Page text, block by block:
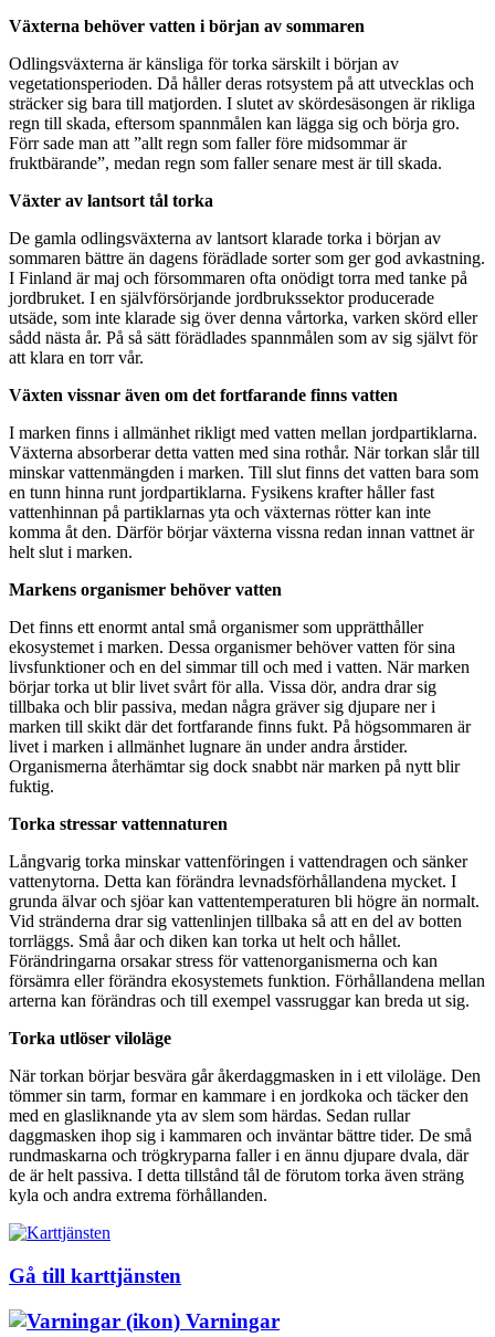
Växterna behöver vatten i början av sommaren
Odlingsväxterna är känsliga för torka särskilt i början av
vegetationsperioden. Då håller deras rotsystem på att utvecklas och
sträcker sig bara till matjorden. I slutet av skördesäsongen är rikliga
regn till skada, eftersom spannmålen kan lägga sig och börja gro.
Förr sade man att ”allt regn som faller före midsommar är
fruktbärande”, medan regn som faller senare mest är till skada.
Växter av lantsort tål torka
De gamla odlingsväxterna av lantsort klarade torka i början av
sommaren bättre än dagens förädlade sorter som ger god avkastning.
I Finland är maj och försommaren ofta onödigt torra med tanke på
jordbruket. I en självförsörjande jordbrukssektor producerade
utsäde, som inte klarade sig över denna vårtorka, varken skörd eller
sådd nästa år. På så sätt förädlades spannmålen som av sig självt för
att klara en torr vår.
Växten vissnar även om det fortfarande finns vatten
I marken finns i allmänhet rikligt med vatten mellan jordpartiklarna.
Växterna absorberar detta vatten med sina rothår. När torkan slår till
minskar vattenmängden i marken. Till slut finns det vatten bara som
en tunn hinna runt jordpartiklarna. Fysikens krafter håller fast
vattenhinnan på partiklarnas yta och växternas rötter kan inte
komma åt den. Därför börjar växterna vissna redan innan vattnet är
helt slut i marken.
Markens organismer behöver vatten
Det finns ett enormt antal små organismer som upprätthåller
ekosystemet i marken. Dessa organismer behöver vatten för sina
livsfunktioner och en del simmar till och med i vatten. När marken
börjar torka ut blir livet svårt för alla. Vissa dör, andra drar sig
tillbaka och blir passiva, medan några gräver sig djupare ner i
marken till skikt där det fortfarande finns fukt. På högsommaren är
livet i marken i allmänhet lugnare än under andra årstider.
Organismerna återhämtar sig dock snabbt när marken på nytt blir
fuktig.
Torka stressar vattennaturen
Långvarig torka minskar vattenföringen i vattendragen och sänker
vattenytorna. Detta kan förändra levnadsförhållandena mycket. I
grunda älvar och sjöar kan vattentemperaturen bli högre än normalt.
Vid stränderna drar sig vattenlinjen tillbaka så att en del av botten
torrläggs. Små åar och diken kan torka ut helt och hållet.
Förändringarna orsakar stress för vattenorganismerna och kan
försämra eller förändra ekosystemets funktion. Förhållandena mellan
arterna kan förändras och till exempel vassruggar kan breda ut sig.
Torka utlöser viloläge
När torkan börjar besvära går åkerdaggmasken in i ett viloläge. Den
tömmer sin tarm, formar en kammare i en jordkoka och täcker den
med en glasliknande yta av slem som härdas. Sedan rullar
daggmasken ihop sig i kammaren och inväntar bättre tider. De små
rundmaskarna och trögkryparna faller i en ännu djupare dvala, där
de är helt passiva. I detta tillstånd tål de förutom torka även sträng
kyla och andra extrema förhållanden.
Gå till karttjänsten
Varningar